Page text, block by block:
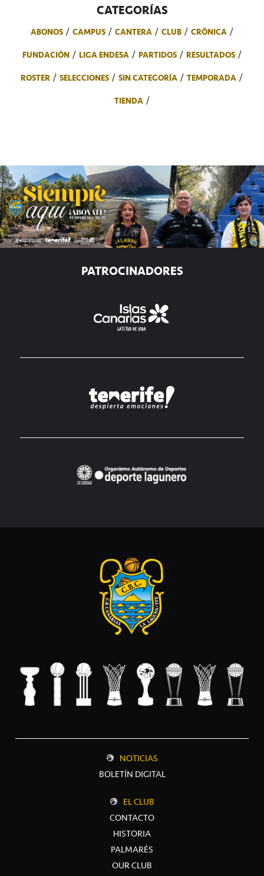
CATEGORÍAS
ABONOS CAMPUS CANTERA CLUB
CRÓNICA
FUNDACIÓN
LIGA ENDESA PARTIDOS
RESULTADOS
ROSTER
SELECCIONES SIN CATEGORÍA
TEMPORADA
TIENDA
PATROCINADORES
NOTICIAS
BOLETÍN DIGITAL
EL CLUB
CONTACTO
HISTORIA
PALMARÉS
OUR CLUB